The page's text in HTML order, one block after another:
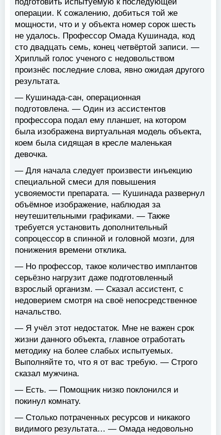
операции. К сожалению, добиться той же
мощности, что и у объекта номер сорок шесть
не удалось. Профессор Омада Кушинада, код
сто двадцать семь, конец четвёртой записи. —
Хриплый голос ученого с недовольством
произнёс последние слова, явно ожидая другого
результата.
— Кушинада-сан, операционная
подготовлена. — Один из ассистентов
профессора подал ему планшет, на котором
была изображена виртуальная модель объекта,
коем была сидящая в кресле маленькая
девочка.
— Для начала следует произвести инъекцию
специальной смеси для повышения
усвояемости препарата. — Кушинада развернул
объёмное изображение, наблюдая за
неутешительными графиками. — Также
требуется установить дополнительный
сопроцессор в спинной и головной мозги, для
понижения времени отклика.
— Но профессор, такое количество имплантов
серьёзно нагрузит даже подготовленный
взрослый организм. — Сказал ассистент, с
недоверием смотря на своё непосредственное
начальство.
— Я учёл этот недостаток. Мне не важен срок
жизни данного объекта, главное отработать
методику на более слабых испытуемых.
Выполняйте то, что я от вас требую. — Строго
сказал мужчина.
— Есть. — Помощник низко поклонился и
покинул комнату.
— Столько потраченных ресурсов и никакого
видимого результата… — Омада недовольно